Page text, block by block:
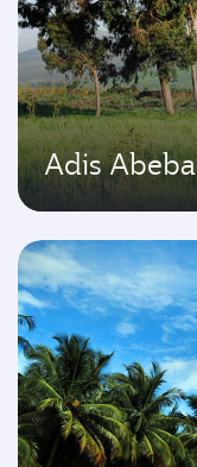
Adis Abeba